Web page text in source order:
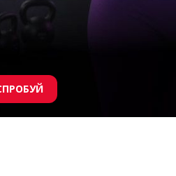
До тренувань ❤️